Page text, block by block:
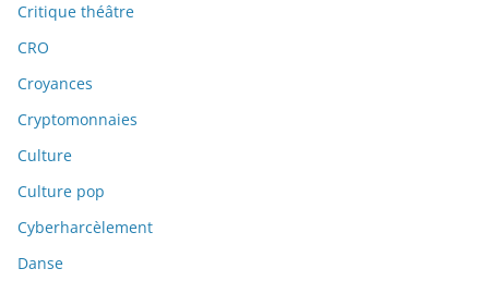
Critique théâtre
CRO
Croyances
Cryptomonnaies
Culture
Culture pop
Cyberharcèlement
Danse